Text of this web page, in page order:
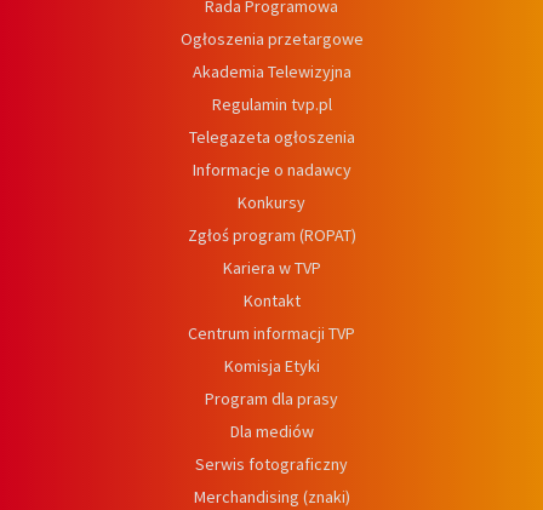
Rada Programowa
Ogłoszenia przetargowe
Akademia Telewizyjna
Regulamin tvp.pl
Telegazeta ogłoszenia
Informacje o nadawcy
Konkursy
Zgłoś program (ROPAT)
Kariera w TVP
Kontakt
Centrum informacji TVP
Komisja Etyki
Program dla prasy
Dla mediów
Serwis fotograficzny
Merchandising (znaki)